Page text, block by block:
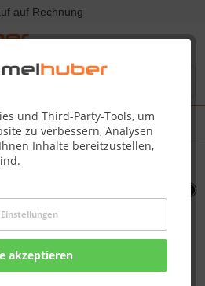
auf Rechnung
und Third-Party-Tools, um
zu verbessern, Analysen
Inhalte bereitzustellen,
Einstellungen
akzeptieren
0673K